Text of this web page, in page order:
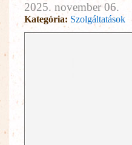
2025. november 06.
Kategória: Szolgáltatások